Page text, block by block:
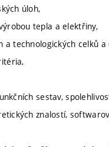
úloh,
tepla a elektřiny,
technologických celků
sestav,
znalostí,